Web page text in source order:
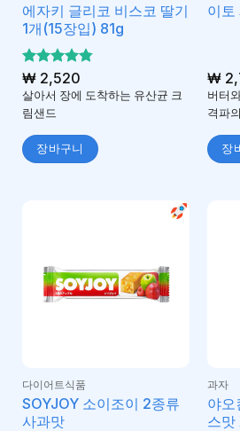
에자키 글리코 비스코 딸기
1개(15장입) 81g
5 중에서
4.75로 평
가됨
₩2,520
살아서 장에 도착하는 유산균 크
림샌드
장바구니
이토
₩
버터
격파
장
다이어트식품
SOYJOY 소이조이 2종류
사과맛
과자
야오
스맛